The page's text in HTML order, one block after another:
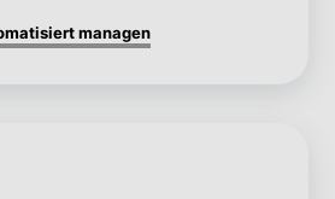
managen